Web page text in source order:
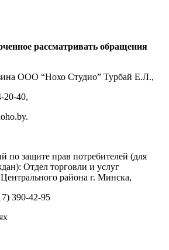
рассматривать обращения
ООО “Нохо Студио” Турбай Е.Л.,
20-40,
по защите прав потребителей (для
Отдел торговли и услуг
района г. Минска,
390-42-95